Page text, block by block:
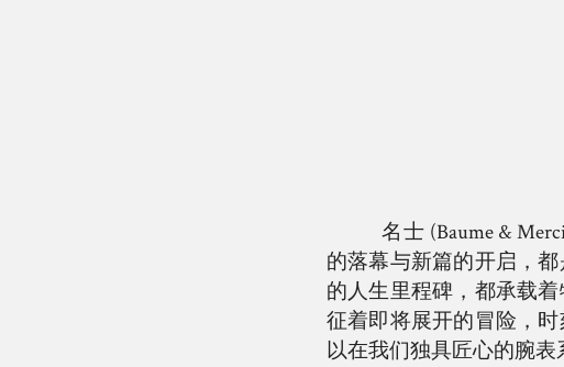
名士 (Baume &
的落幕与新篇的开启，
的人生里程碑，都承载
征着即将展开的冒险，
以在我们独具匠心的腕表